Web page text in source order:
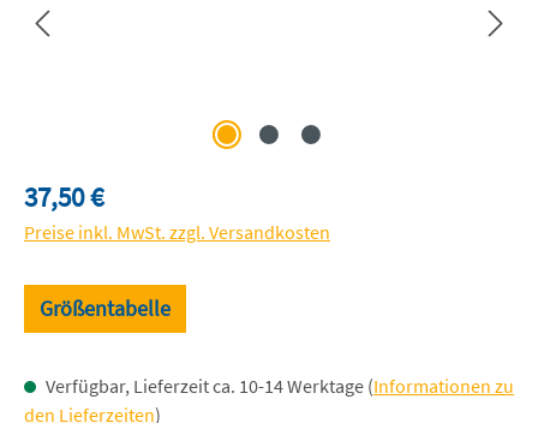
Regulärer Preis:
37,50 €
Preise inkl. MwSt. zzgl. Versandkosten
Größentabelle
Verfügbar, Lieferzeit ca. 10-14 Werktage (Informationen zu
den Lieferzeiten)